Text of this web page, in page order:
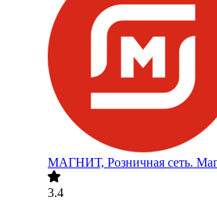
МАГНИТ, Розничная сеть.
3.4